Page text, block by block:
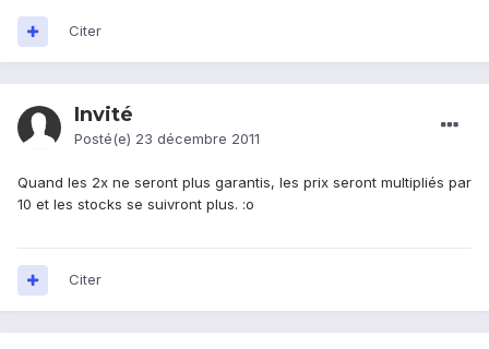
Citer
Invité
Posté(e) 23 décembre 2011
Quand les 2x ne seront plus garantis, les prix seront multipliés par
10 et les stocks se suivront plus. :o
Citer